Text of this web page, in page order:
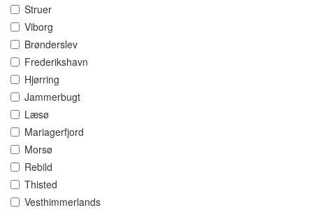
Struer
Viborg
Brønderslev
Frederikshavn
Hjørring
Jammerbugt
Læsø
Mariagerfjord
Morsø
Rebild
Thisted
Vesthimmerlands